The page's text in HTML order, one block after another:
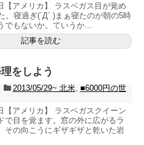
【アメリカ】 ラスベガス目が覚め
。寝過ぎ(´Д` )まぁ寝たのが朝の5時
でもないか。ていうか...
記事を読む
をしよう
2013/05/29~ 北米, ■6000円の世
【アメリカ】 ラスベガスクイーン
で目を覚ます。窓の外に広がるラ
その向こうにギザギザと乾いた岩